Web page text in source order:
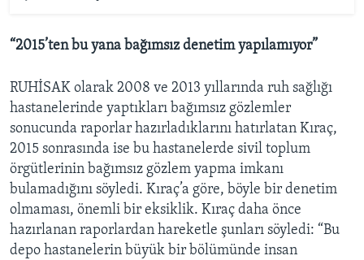
“2015’ten bu yana bağımsız denetim yapılamıyor”
RUHİSAK olarak 2008 ve 2013 yıllarında ruh sağlığı
hastanelerinde yaptıkları bağımsız gözlemler
sonucunda raporlar hazırladıklarını hatırlatan Kıraç,
2015 sonrasında ise bu hastanelerde sivil toplum
örgütlerinin bağımsız gözlem yapma imkanı
bulamadığını söyledi. Kıraç’a göre, böyle bir denetim
olmaması, önemli bir eksiklik. Kıraç daha önce
hazırlanan raporlardan hareketle şunları söyledi: “Bu
depo hastanelerin büyük bir bölümünde insan